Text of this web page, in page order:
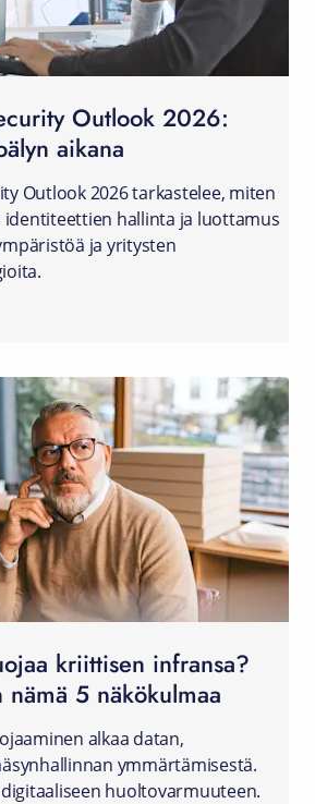
Outlook 2026:
aikana
Outlook 2026 tarkastelee, miten
identiteettien hallinta ja luottamus
ja yritysten
kriittisen infransa?
5 näkökulmaa
alkaa datan,
ymmärtämisestä.
huoltovarmuuteen.